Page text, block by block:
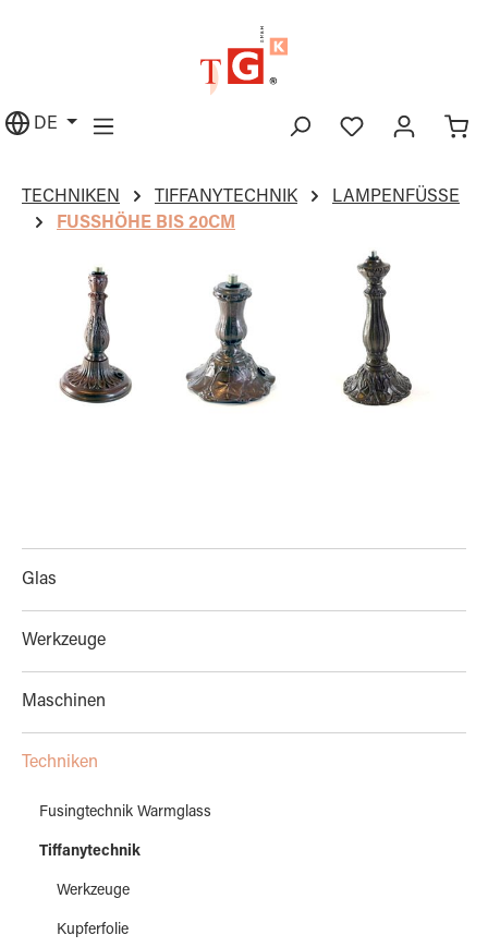
DE
TECHNIKEN TIFFANYTECHNIK
LAMPENFÜSSE
FUSSHÖHE BIS 20CM
Glas
Werkzeuge
Maschinen
Techniken
Fusingtechnik Warmglass
Tiffanytechnik
Werkzeuge
Kupferfolie